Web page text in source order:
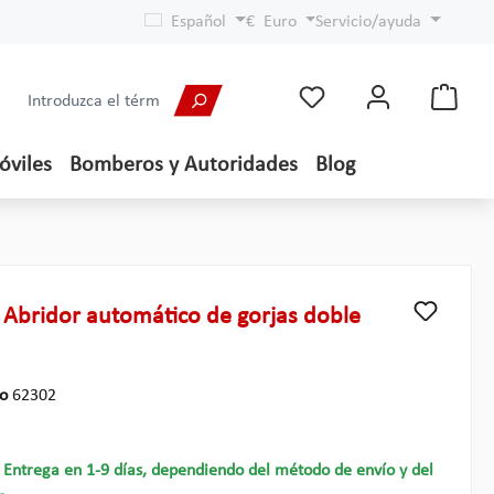
Español € Euro Servicio/ayuda
Bomberos y Autoridades Blog
Abridor automático de gorjas doble
62302
Entrega en 1-9 días, dependiendo del método de envío y del